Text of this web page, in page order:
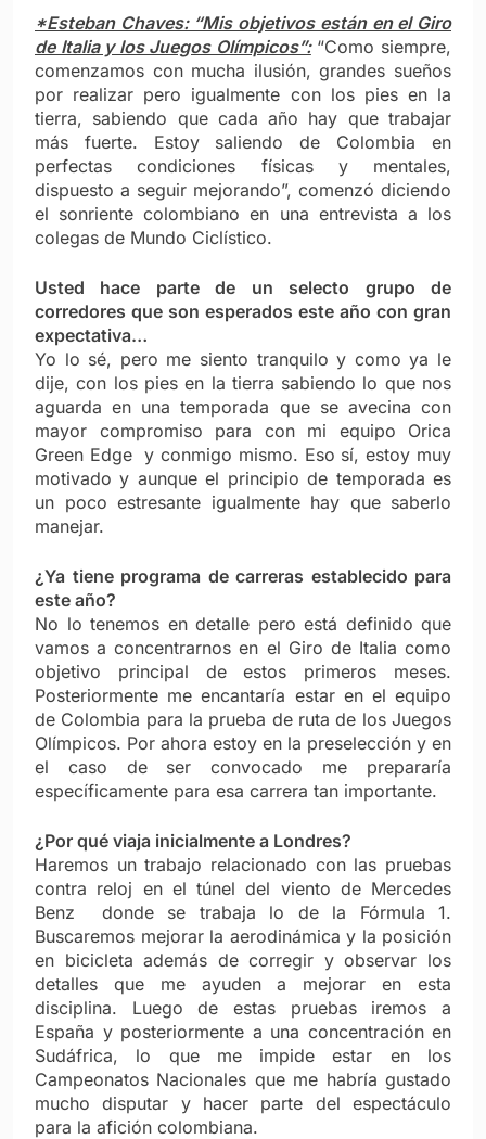
*Esteban Chaves: “Mis objetivos están en el Giro
de Italia y los Juegos Olímpicos”:“Como siempre,
comenzamos con mucha ilusión, grandes sueños
por realizar pero igualmente con los pies en la
tierra, sabiendo que cada año hay que trabajar
más fuerte. Estoy saliendo de Colombia en
perfectas condiciones físicas y mentales,
dispuesto a seguir mejorando”, comenzó diciendo
el sonriente colombiano en una entrevista a los
colegas de Mundo Ciclístico.
Usted hace parte de un selecto grupo de
corredores que son esperados este año con gran
expectativa…
Yo lo sé, pero me siento tranquilo y como ya le
dije, con los pies en la tierra sabiendo lo que nos
aguarda en una temporada que se avecina con
mayor compromiso para con mi equipo Orica
Green Edge y conmigo mismo. Eso sí, estoy muy
motivado y aunque el principio de temporada es
un poco estresante igualmente hay que saberlo
manejar.
¿Ya tiene programa de carreras establecido para
este año?
No lo tenemos en detalle pero está definido que
vamos a concentrarnos en el Giro de Italia como
objetivo principal de estos primeros meses.
Posteriormente me encantaría estar en el equipo
de Colombia para la prueba de ruta de los Juegos
Olímpicos. Por ahora estoy en la preselección y en
el caso de ser convocado me prepararía
específicamente para esa carrera tan importante.
¿Por qué viaja inicialmente a Londres?
Haremos un trabajo relacionado con las pruebas
contra reloj en el túnel del viento de Mercedes
Benz donde se trabaja lo de la Fórmula 1.
Buscaremos mejorar la aerodinámica y la posición
en bicicleta además de corregir y observar los
detalles que me ayuden a mejorar en esta
disciplina. Luego de estas pruebas iremos a
España y posteriormente a una concentración en
Sudáfrica, lo que me impide estar en los
Campeonatos Nacionales que me habría gustado
mucho disputar y hacer parte del espectáculo
para la afición colombiana.